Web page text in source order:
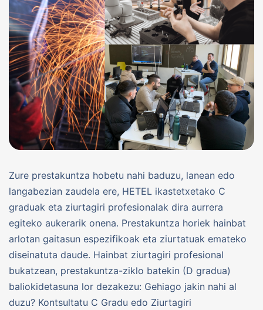
Zure prestakuntza hobetu nahi baduzu, lanean edo
langabezian zaudela ere, HETEL ikastetxetako C
graduak eta ziurtagiri profesionalak dira aurrera
egiteko aukerarik onena. Prestakuntza horiek hainbat
arlotan gaitasun espezifikoak eta ziurtatuak emateko
diseinatuta daude. Hainbat ziurtagiri profesional
bukatzean, prestakuntza-ziklo batekin (D gradua)
baliokidetasuna lor dezakezu: Gehiago jakin nahi al
duzu? Kontsultatu C Gradu edo Ziurtagiri